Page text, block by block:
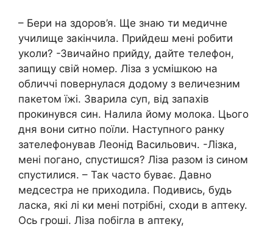
– Бери на здоров’я. Ще знаю ти медичне
училище закінчила. Прийдеш мені робити
уколи? -Звичайно прийду, дайте телефон,
запищу свій номер. Ліза з усмішкою на
обличчі повернулася додому з величезним
пакетом їжі. Зварила суп, від запахів
прокинувся син. Налила йому молока. Цього
дня вони ситно поїли. Наступного ранку
зателефонував Леонід Васильович. -Лізка,
мені погано, спустишся? Ліза разом із сином
спустилися. – Так часто буває. Давно
медсестра не приходила. Подивись, будь
ласка, які лі ки мені потрібні, сходи в аптеку.
Ось гроші. Ліза побігла в аптеку,